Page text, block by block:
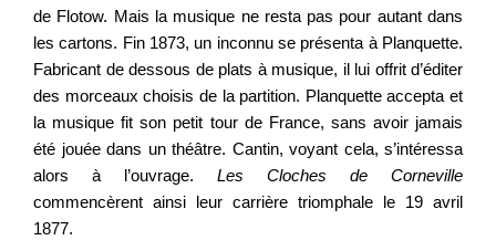
de Flotow. Mais la musique ne resta pas pour autant dans
les cartons. Fin 1873, un inconnu se présenta à Planquette.
Fabricant de dessous de plats à musique, il lui offrit d’éditer
des morceaux choisis de la partition. Planquette accepta et
la musique fit son petit tour de France, sans avoir jamais
été jouée dans un théâtre. Cantin, voyant cela, s’intéressa
alors à l’ouvrage. Les Cloches de Corneville
commencèrent ainsi leur carrière triomphale le 19 avril
1877.